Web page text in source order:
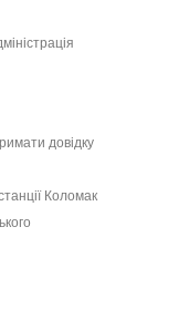
довідку
Коломак